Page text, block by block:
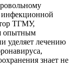
инфекционной
ТГМУ,
опытным
уделяет лечению
знает не